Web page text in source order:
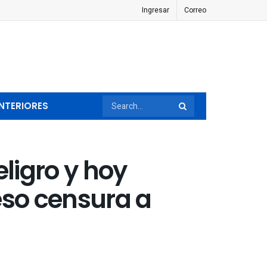
Ingresar Correo
y hoy
censura a